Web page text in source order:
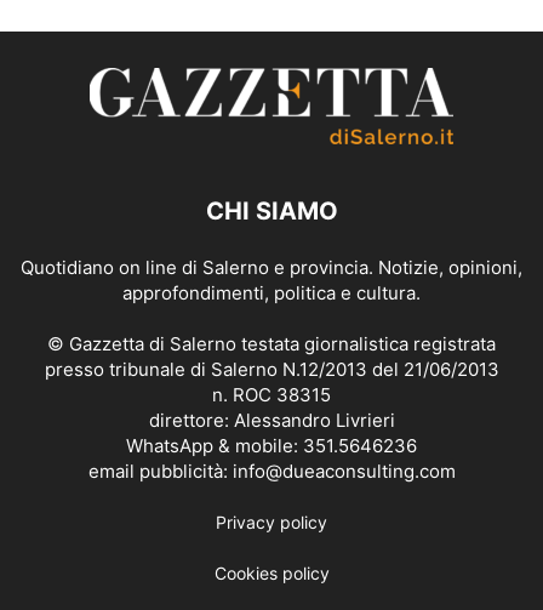
CHI SIAMO
Quotidiano on line di Salerno e provincia. Notizie, opinioni,
approfondimenti, politica e cultura.
© Gazzetta di Salerno testata giornalistica registrata
presso tribunale di Salerno N.12/2013 del 21/06/2013
n. ROC 38315
direttore: Alessandro Livrieri
WhatsApp & mobile: 351.5646236
email pubblicità: info@dueaconsulting.com
Privacy policy
Cookies policy